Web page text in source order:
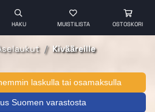
HAKU MUISTILISTA OSTOSKORI
Kivääreille
laskulla tai osamaksulla
Suomen varastosta